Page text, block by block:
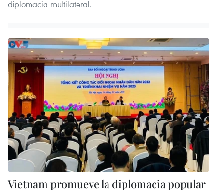
diplomacia multilateral.
Vietnam promueve la diplomacia popular